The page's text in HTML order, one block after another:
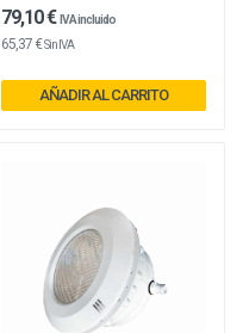
79,10 € IVA incluido
65,37 €Sin IVA
AÑADIR AL CARRITO